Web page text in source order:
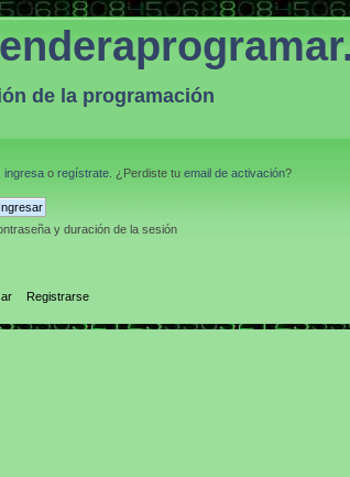
de la programación
ingresa o regístrate . ¿Perdiste tu email de activación?
y duración de la sesión
Registrarse